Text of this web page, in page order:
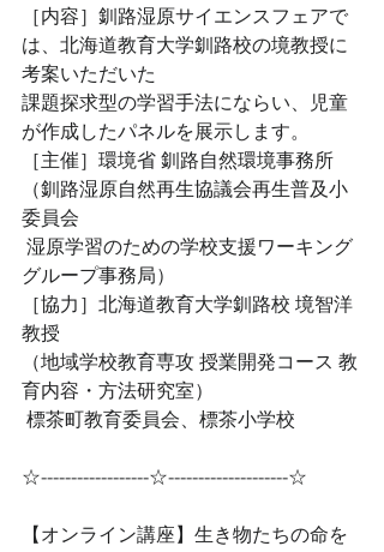
［内容］釧路湿原サイエンスフェアで
は、北海道教育大学釧路校の境教授に
考案いただいた
課題探求型の学習手法にならい、児童
が作成したパネルを展示します。
［主催］環境省 釧路自然環境事務所
（釧路湿原自然再生協議会再生普及小
委員会
グループ事務局）
［協力］北海道教育大学釧路校 境智洋
教授
（地域学校教育専攻 授業開発コース 教
育内容・方法研究室）
標茶町教育委員会、標茶小学校
☆------------------☆--------------------☆
【オンライン講座】生き物たちの命を